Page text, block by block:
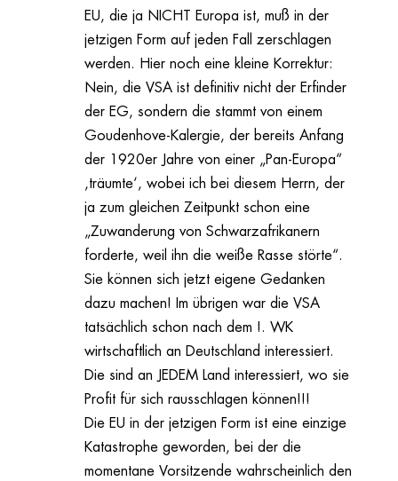
EU, die ja NICHT Europa ist, muß in der
jetzigen Form auf jeden Fall zerschlagen
werden. Hier noch eine kleine Korrektur:
Nein, die VSA ist definitiv nicht der Erfinder
der EG, sondern die stammt von einem
Goudenhove-Kalergie, der bereits Anfang
der 1920er Jahre von einer „Pan-Europa“
‚träumte‘, wobei ich bei diesem Herrn, der
ja zum gleichen Zeitpunkt schon eine
„Zuwanderung von Schwarzafrikanern
forderte, weil ihn die weiße Rasse störte“.
Sie können sich jetzt eigene Gedanken
dazu machen! Im übrigen war die VSA
tatsächlich schon nach dem !. WK
wirtschaftlich an Deutschland interessiert.
Die sind an JEDEM Land interessiert, wo sie
Profit für sich rausschlagen können!!!
Die EU in der jetzigen Form ist eine einzige
Katastrophe geworden, bei der die
momentane Vorsitzende wahrscheinlich den